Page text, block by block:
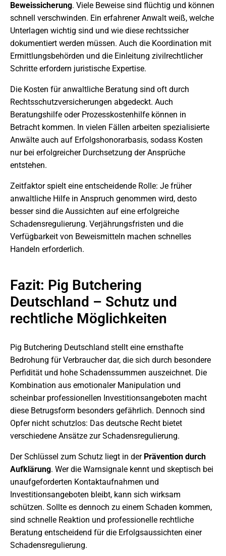
Beweissicherung. Viele Beweise sind flüchtig und können
schnell verschwinden. Ein erfahrener Anwalt weiß, welche
Unterlagen wichtig sind und wie diese rechtssicher
dokumentiert werden müssen. Auch die Koordination mit
Ermittlungsbehörden und die Einleitung zivilrechtlicher
Schritte erfordern juristische Expertise.
Die Kosten für anwaltliche Beratung sind oft durch
Rechtsschutzversicherungen abgedeckt. Auch
Beratungshilfe oder Prozesskostenhilfe können in
Betracht kommen. In vielen Fällen arbeiten spezialisierte
Anwälte auch auf Erfolgshonorarbasis, sodass Kosten
nur bei erfolgreicher Durchsetzung der Ansprüche
entstehen.
Zeitfaktor spielt eine entscheidende Rolle: Je früher
anwaltliche Hilfe in Anspruch genommen wird, desto
besser sind die Aussichten auf eine erfolgreiche
Schadensregulierung. Verjährungsfristen und die
Verfügbarkeit von Beweismitteln machen schnelles
Handeln erforderlich.
Fazit: Pig Butchering
Deutschland – Schutz und
rechtliche Möglichkeiten
Pig Butchering Deutschland stellt eine ernsthafte
Bedrohung für Verbraucher dar, die sich durch besondere
Perfidität und hohe Schadenssummen auszeichnet. Die
Kombination aus emotionaler Manipulation und
scheinbar professionellen Investitionsangeboten macht
diese Betrugsform besonders gefährlich. Dennoch sind
Opfer nicht schutzlos: Das deutsche Recht bietet
verschiedene Ansätze zur Schadensregulierung.
Der Schlüssel zum Schutz liegt in der Prävention durch
Aufklärung. Wer die Warnsignale kennt und skeptisch bei
unaufgeforderten Kontaktaufnahmen und
Investitionsangeboten bleibt, kann sich wirksam
schützen. Sollte es dennoch zu einem Schaden kommen,
sind schnelle Reaktion und professionelle rechtliche
Beratung entscheidend für die Erfolgsaussichten einer
Schadensregulierung.